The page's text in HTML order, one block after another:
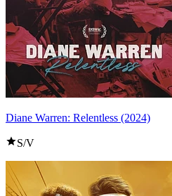
Diane Warren: Relentless (2024)
S/V